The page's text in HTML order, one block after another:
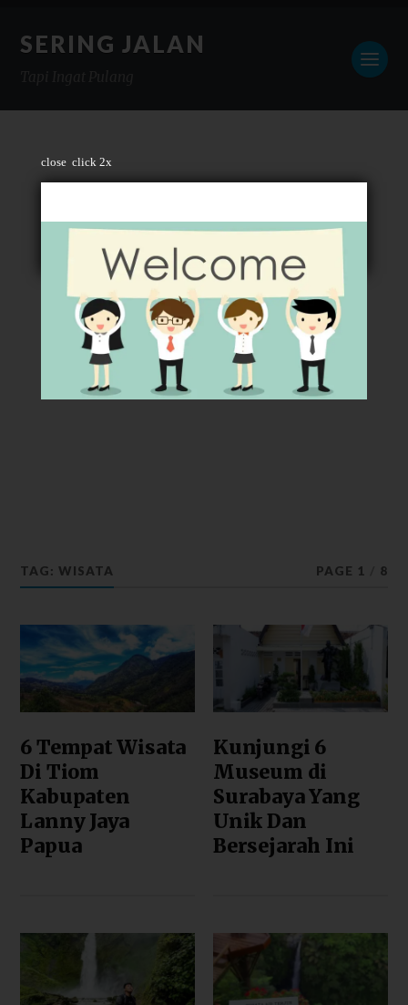
close click 2x
SERING JALAN
TAG: WISATA PAGE 1 8
6 Tempat Wisata
Di Tiom
Kabupaten
Lanny Jaya
Papua
Kunjungi 6
Museum di
Surabaya Yang
Unik Dan
Bersejarah Ini